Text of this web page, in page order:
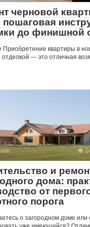
черновой
до финишной
Приобретение квартиры в
отделкой — это отличная
и
дома:
от
порога
о загородном доме или